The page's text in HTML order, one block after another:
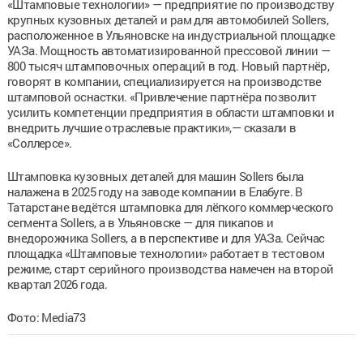
«Штамповые технологии» — предприятие по производству
крупных кузовных деталей и рам для автомобилей Sollers,
расположенное в Ульяновске на индустриальной площадке
УАЗа. Мощность автоматизированной прессовой линии —
800 тысяч штамповочных операций в год. Новый партнёр,
говорят в компании, специализируется на производстве
штамповой оснастки. «Привлечение партнёра позволит
усилить компетенции предприятия в области штамповки и
внедрить лучшие отраслевые практики»,— сказали в
«Соллерсе».
Штамповка кузовных деталей для машин Sollers была
налажена в 2025 году на заводе компании в Елабуге. В
Татарстане ведётся штамповка для лёгкого коммерческого
сегмента Sollers, а в Ульяновске — для пикапов и
внедорожника Sollers, а в перспективе и для УАЗа. Сейчас
площадка «Штамповые технологии» работает в тестовом
режиме, старт серийного производства намечен на второй
квартал 2026 года.
Фото: Media73